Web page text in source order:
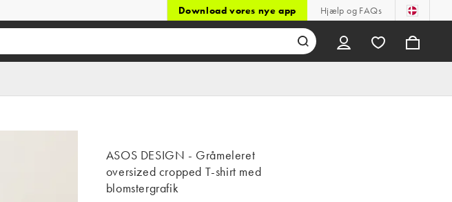
Download vores nye app Hjælp og FAQs
ASOS DESIGN - Gråmeleret
oversized cropped T-shirt med
blomstergrafik